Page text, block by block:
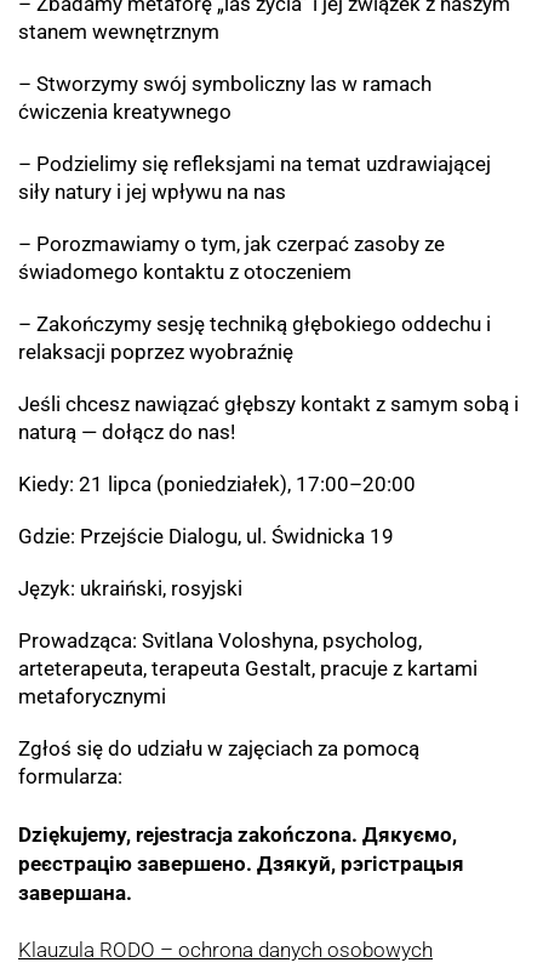
stanem wewnętrznym
– Stworzymy swój symboliczny las w ramach
ćwiczenia kreatywnego
– Podzielimy się refleksjami na temat uzdrawiającej
siły natury i jej wpływu na nas
– Porozmawiamy o tym, jak czerpać zasoby ze
świadomego kontaktu z otoczeniem
– Zakończymy sesję techniką głębokiego oddechu i
relaksacji poprzez wyobraźnię
Jeśli chcesz nawiązać głębszy kontakt z samym sobą i
naturą — dołącz do nas!
Kiedy: 21 lipca (poniedziałek), 17:00–20:00
Gdzie: Przejście Dialogu, ul. Świdnicka 19
Język: ukraiński, rosyjski
Prowadząca: Svitlana Voloshyna, psycholog,
arteterapeuta, terapeuta Gestalt, pracuje z kartami
metaforycznymi
Zgłoś się do udziału w zajęciach za pomocą
formularza:
Dziękujemy, rejestracja zakończona. Дякуємо,
реєстрацію завершено. Дзякуй, рэгістрацыя
завершана.
Klauzula RODO – ochrona danych osobowych